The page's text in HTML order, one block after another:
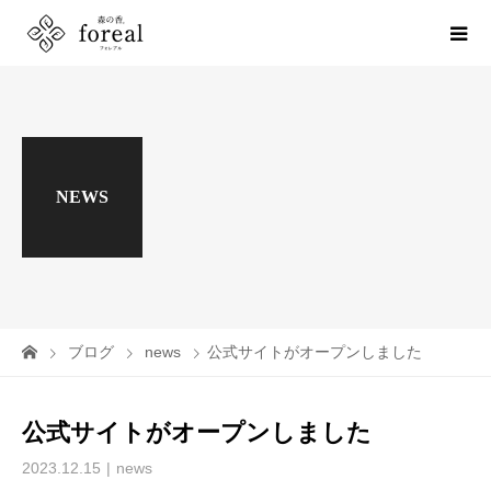
NEWS
ブログ news 公式サイトがオープンしました
公式サイトがオープンしました
2023.12.15 news